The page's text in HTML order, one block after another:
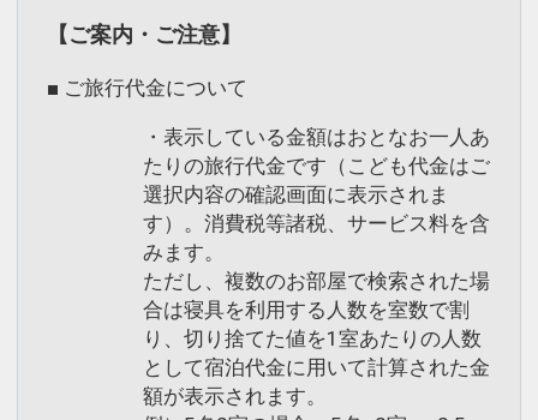
設定期間：2026年4月1日～2027年3月
31日
17873913
【ご案内・ご注意】
■ ご旅行代金について
・表示している金額はおとなお一人あ
たりの旅行代金です（こども代金はご
選択内容の確認画面に表示されま
す）。消費税等諸税、サービス料を含
みます。
ただし、複数のお部屋で検索された場
合は寝具を利用する人数を室数で割
り、切り捨てた値を1室あたりの人数
として宿泊代金に用いて計算された金
額が表示されます。